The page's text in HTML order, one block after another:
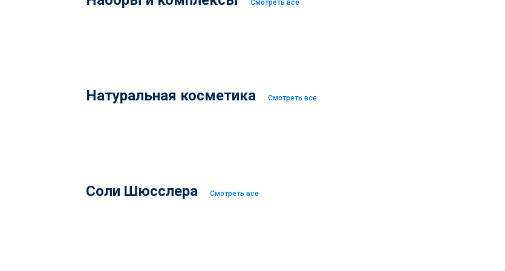
Смотреть все
Натуральная косметика Смотреть все
Соли Шюсслера Смотреть все